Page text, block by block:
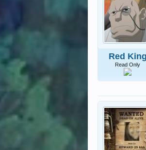
Red King
Read Only